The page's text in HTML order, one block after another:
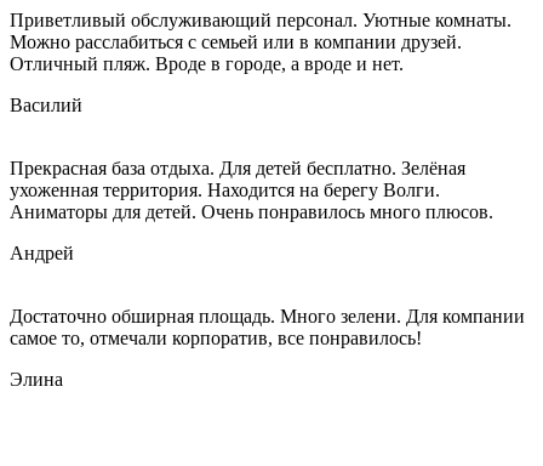
Приветливый обслуживающий персонал. Уютные комнаты.
Можно расслабиться с семьей или в компании друзей.
Отличный пляж. Вроде в городе, а вроде и нет.
Василий
Прекрасная база отдыха. Для детей бесплатно. Зелёная
ухоженная территория. Находится на берегу Волги.
Аниматоры для детей. Очень понравилось много плюсов.
Андрей
Достаточно обширная площадь. Много зелени. Для компании
самое то, отмечали корпоратив, все понравилось!
Элина